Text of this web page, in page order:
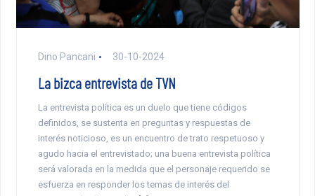
Dino Pancani 30-10-2024
La bizca entrevista de TVN
La entrevista política es un duelo que tiene códigos
definidos, se sustenta en preguntas y respuestas de
interés noticioso, es un encuentro de trato respetuoso y
agudo hacia el entrevistado; una buena entrevista política
será valorada en la medida que el personaje requerido se
esfuerza en responder los temas de interés del